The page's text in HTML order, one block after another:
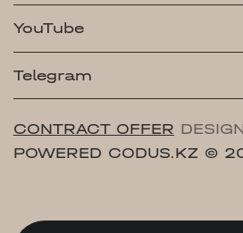
YouTube
Telegram
CONTRACT OFFER
POWERED CODUS.KZ ©